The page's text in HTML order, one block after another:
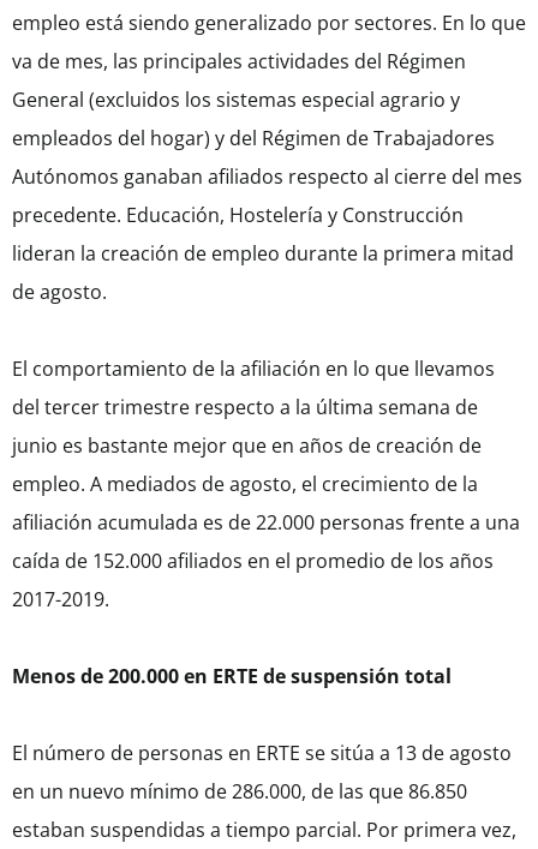
empleo está siendo generalizado por sectores. En lo que
va de mes, las principales actividades del Régimen
General (excluidos los sistemas especial agrario y
empleados del hogar) y del Régimen de Trabajadores
Autónomos ganaban afiliados respecto al cierre del mes
precedente. Educación, Hostelería y Construcción
lideran la creación de empleo durante la primera mitad
de agosto.
El comportamiento de la afiliación en lo que llevamos
del tercer trimestre respecto a la última semana de
junio es bastante mejor que en años de creación de
empleo. A mediados de agosto, el crecimiento de la
afiliación acumulada es de 22.000 personas frente a una
caída de 152.000 afiliados en el promedio de los años
2017-2019.
Menos de 200.000 en ERTE de suspensión total
El número de personas en ERTE se sitúa a 13 de agosto
en un nuevo mínimo de 286.000, de las que 86.850
estaban suspendidas a tiempo parcial. Por primera vez,